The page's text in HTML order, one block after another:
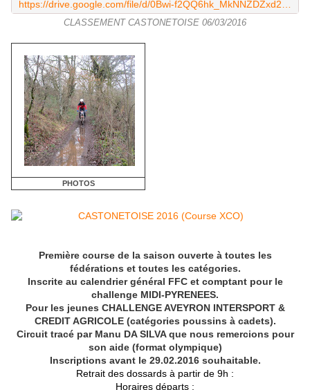
CLASSEMENT CASTONETOISE 06/03/2016
PHOTOS
Première course de la saison ouverte à toutes les
fédérations et toutes les catégories.
Inscrite au calendrier général FFC et comptant pour le
challenge MIDI-PYRENEES.
Pour les jeunes CHALLENGE AVEYRON INTERSPORT &
CREDIT AGRICOLE (catégories poussins à cadets).
Circuit tracé par Manu DA SILVA que nous remercions pour
son aide (format olympique)
Inscriptions avant le 29.02.2016 souhaitable.
Retrait des dossards à partir de 9h :
Horaires départs :